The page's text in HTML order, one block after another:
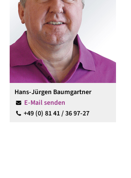
Hans-Jürgen Baumgartner
E-Mail senden
+49 (0) 81 41 / 36 97-27